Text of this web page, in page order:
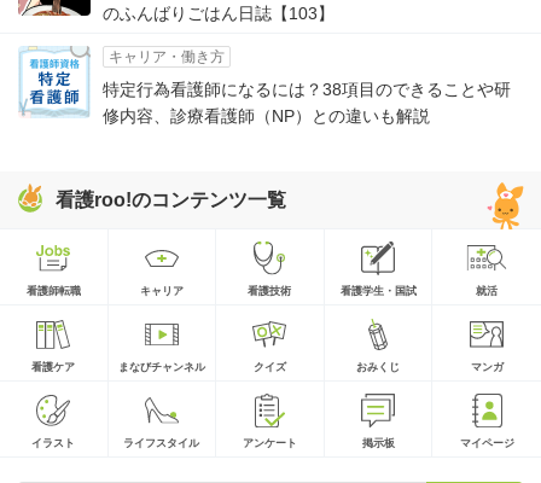
のふんばりごはん日誌【103】
キャリア・働き方
特定行為看護師になるには？38項目のできることや研
修内容、診療看護師（NP）との違いも解説
看護roo!のコンテンツ一覧
看護師転職 キャリア 看護技術 看護学生・国試 就活
看護ケア まなびチャンネル クイズ おみくじ マンガ
イラスト ライフスタイル アンケート 掲示板 マイページ